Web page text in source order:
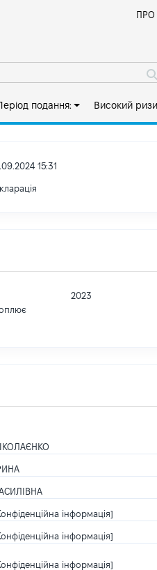
ПРО
подання: Високий
15:31
2023
інформація]
інформація]
інформація]